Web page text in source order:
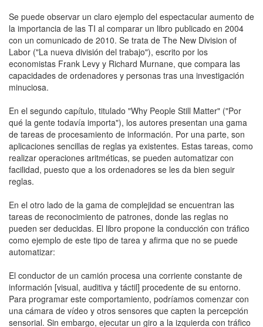
Se puede observar un claro ejemplo del espectacular aumento de
la importancia de las TI al comparar un libro publicado en 2004
con un comunicado de 2010. Se trata de The New Division of
Labor ("La nueva división del trabajo"), escrito por los
economistas Frank Levy y Richard Murnane, que compara las
capacidades de ordenadores y personas tras una investigación
minuciosa.
En el segundo capítulo, titulado "Why People Still Matter" ("Por
qué la gente todavía importa"), los autores presentan una gama
de tareas de procesamiento de información. Por una parte, son
aplicaciones sencillas de reglas ya existentes. Estas tareas, como
realizar operaciones aritméticas, se pueden automatizar con
facilidad, puesto que a los ordenadores se les da bien seguir
reglas.
En el otro lado de la gama de complejidad se encuentran las
tareas de reconocimiento de patrones, donde las reglas no
pueden ser deducidas. El libro propone la conducción con tráfico
como ejemplo de este tipo de tarea y afirma que no se puede
automatizar:
El conductor de un camión procesa una corriente constante de
información [visual, auditiva y táctil] procedente de su entorno.
Para programar este comportamiento, podríamos comenzar con
una cámara de vídeo y otros sensores que capten la percepción
sensorial. Sin embargo, ejecutar un giro a la izquierda con tráfico